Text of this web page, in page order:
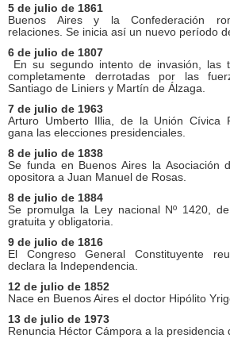
5 de julio de 1861
Buenos Aires y la Confederación
relaciones. Se inicia así un nuevo período
6 de julio de 1807
En su segundo intento de invasión, las
completamente derrotadas por las
Santiago de Liniers y Martín de Álzaga.
7 de julio de 1963
Arturo Umberto Illia, de la Unión Cívica
gana las elecciones presidenciales.
8 de julio de 1838
Se funda en Buenos Aires la Asociación
opositora a Juan Manuel de Rosas.
8 de julio de 1884
Se promulga la Ley nacional Nº 1420,
gratuita y obligatoria.
9 de julio de 1816
El Congreso General Constituyente
declara la Independencia.
12 de julio de 1852
Nace en Buenos Aires el doctor Hipólito
13 de julio de 1973
Renuncia Héctor Cámpora a la presidencia